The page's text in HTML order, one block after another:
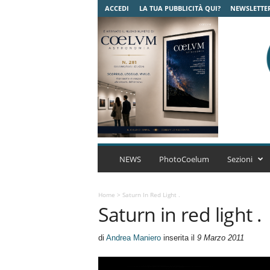
ACCEDI LA TUA PUBBLICITÀ QUI?
C
m
r
NEWS PhotoCoelum Sezioni
Home > Saturn In Red Light .
Saturn in red light .
di Andrea Manieroinserita il 9 Marzo 2011